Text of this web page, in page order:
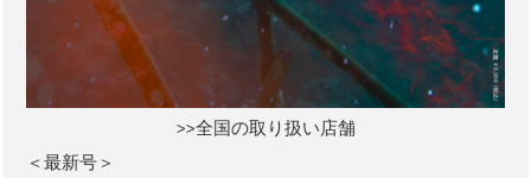
>>全国の取り扱い店舗
＜最新号＞